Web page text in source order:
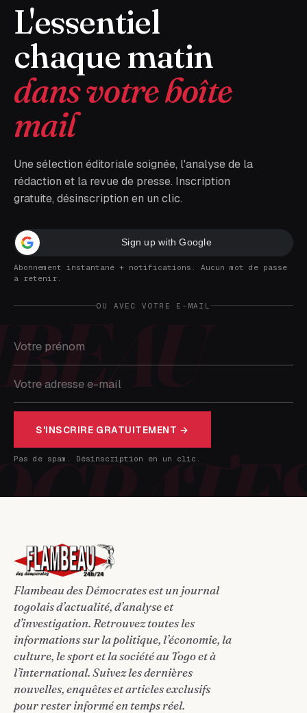
L'essentiel
chaque matin
dans votre boîte
mail
Une sélection éditoriale soignée, l'analyse de la
rédaction et la revue de presse. Inscription
gratuite, désinscription en un clic.
Sign up with Google
Abonnement instantané + notifications. Aucun mot de passe
à retenir.
OU AVEC VOTRE E-MAIL
S'INSCRIRE GRATUITEMENT →
Pas de spam. Désinscription en un clic.
Flambeau des Démocrates est un journal
togolais d’actualité, d’analyse et
d’investigation. Retrouvez toutes les
informations sur la politique, l’économie, la
culture, le sport et la société au Togo et à
l’international. Suivez les dernières
nouvelles, enquêtes et articles exclusifs
pour rester informé en temps réel.